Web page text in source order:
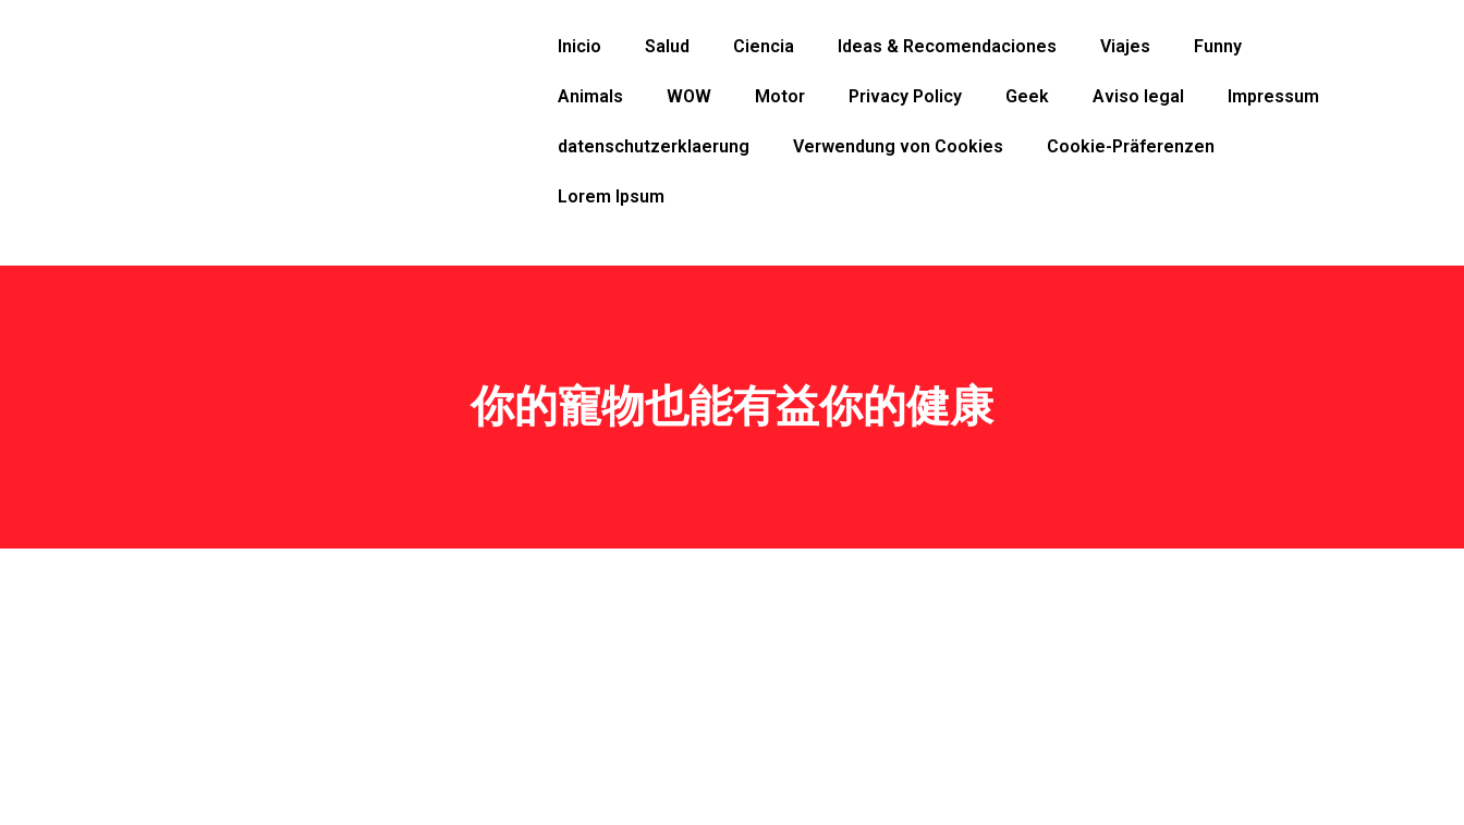
Inicio Salud Ciencia Ideas & Recomendaciones Viajes Funny
Animals WOW Motor Privacy Policy Geek Aviso legal Impressum
datenschutzerklaerung Verwendung von Cookies Cookie-Präferenzen
Lorem Ipsum
你的寵物也能有益你的健康